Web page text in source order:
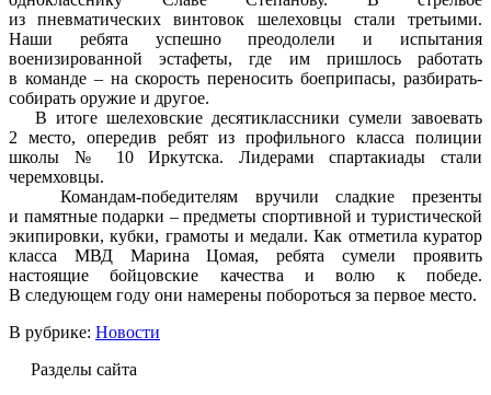
из пневматических винтовок шелеховцы стали третьими.
Наши ребята успешно преодолели и испытания
военизированной эстафеты, где им пришлось работать
в команде – на скорость переносить боеприпасы, разбирать-
собирать оружие и другое.
В итоге шелеховские десятиклассники сумели завоевать
2 место, опередив ребят из профильного класса полиции
школы № 10 Иркутска. Лидерами спартакиады стали
черемховцы.
Командам-победителям вручили сладкие презенты
и памятные подарки – предметы спортивной и туристической
экипировки, кубки, грамоты и медали. Как отметила куратор
класса МВД Марина Цомая, ребята сумели проявить
настоящие бойцовские качества и волю к победе.
В следующем году они намерены побороться за первое место.
В рубрике: Новости
Разделы сайта